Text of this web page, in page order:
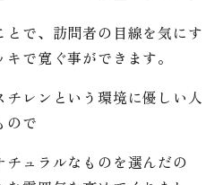
とで、訪問者の目線を気にす
で寛ぐ事ができます。
チレンという環境に優しい人
ので
ュラルなものを選んだの